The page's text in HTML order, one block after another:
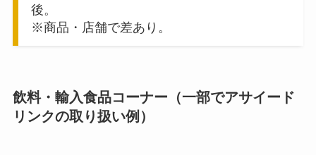
後。
※商品・店舗で差あり。
飲料・輸入食品コーナー（一部でアサイード
リンクの取り扱い例）